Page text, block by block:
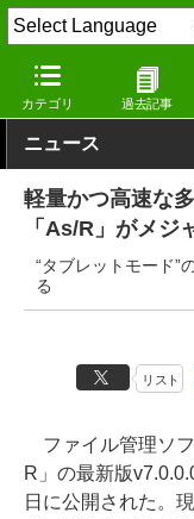
カテゴリ 過去記事
窓の杜 システム・フ
ニュース
軽量かつ高速な
「As/R」がメジ
“タブレットモード”
る
リスト
ファイル管理ソ
R」の最新版
日に公開された。